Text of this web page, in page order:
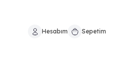
Hesabım Sepetim